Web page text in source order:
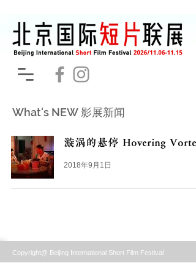
What's NEW 影展新闻
漩涡的悬停 Hovering Vortex
2018年9月1日
Copyright@ Beijing International Short Film Festival